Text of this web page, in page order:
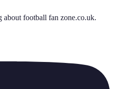
about football fan zone.co.uk.